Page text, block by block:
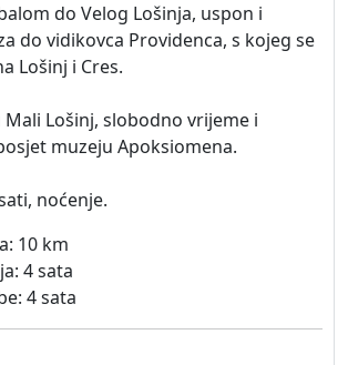
do Velog Lošinja, uspon i
do vidikovca Providenca, s kojeg se
Lošinj i Cres.
Mali Lošinj, slobodno vrijeme i
muzeju Apoksiomena.
noćenje.
10 km
4 sata
4 sata